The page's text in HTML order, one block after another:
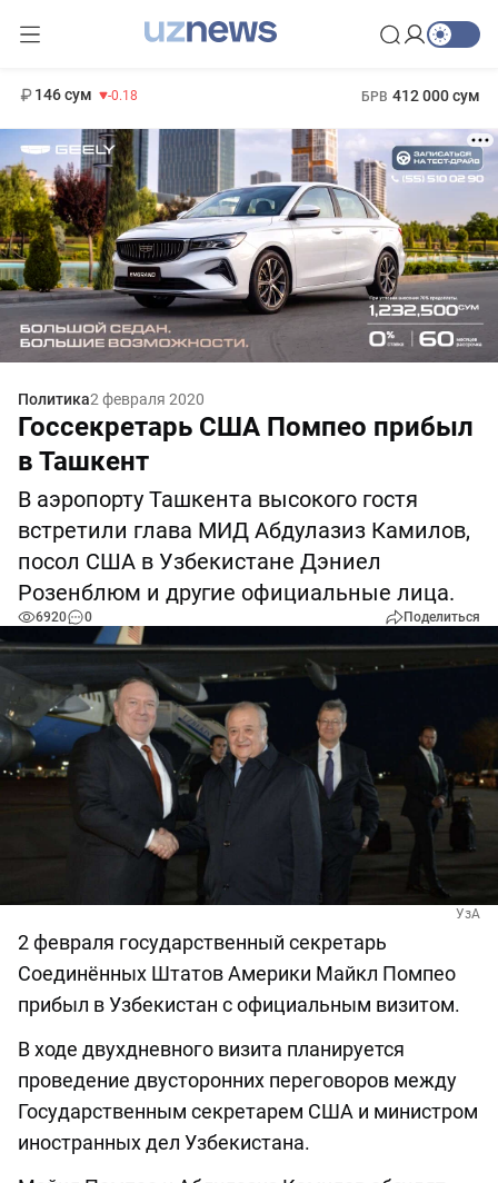
146 сум -0.18 БРВ 412 000 сум
Политика2 февраля 2020
Госсекретарь США Помпео прибыл
в Ташкент
В аэропорту Ташкента высокого гостя
встретили глава МИД Абдулазиз Камилов,
посол США в Узбекистане Дэниел
Розенблюм и другие официальные лица.
6920 0 Поделиться
УзА
2 февраля государственный секретарь
Соединённых Штатов Америки Майкл Помпео
прибыл в Узбекистан с официальным визитом.
В ходе двухдневного визита планируется
проведение двусторонних переговоров между
Государственным секретарем США и министром
иностранных дел Узбекистана.